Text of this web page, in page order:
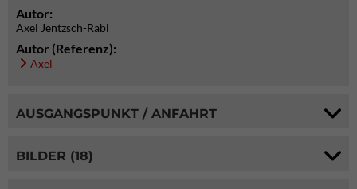
Autor:
Axel Jentzsch-Rabl
Autor (Referenz):
Axel
AUSGANGSPUNKT / ANFAHRT
BILDER (18)